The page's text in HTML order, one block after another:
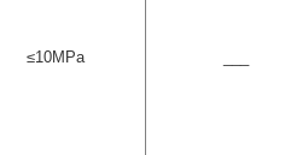
≤10MPa